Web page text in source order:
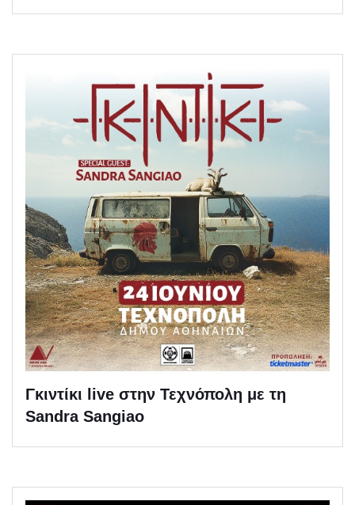
Γκιντίκι live στην Τεχνόπολη με τη
Sandra Sangiao